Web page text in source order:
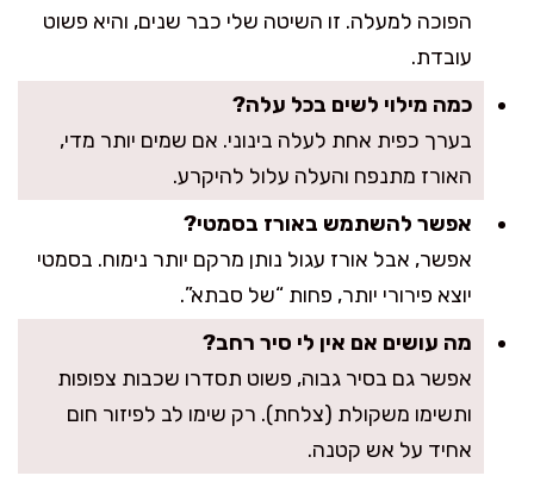
הפוכה למעלה. זו השיטה שלי כבר שנים, והיא פשוט
עובדת.
כמה מילוי לשים בכל עלה?
בערך כפית אחת לעלה בינוני. אם שמים יותר מדי,
האורז מתנפח והעלה עלול להיקרע.
אפשר להשתמש באורז בסמטי?
אפשר, אבל אורז עגול נותן מרקם יותר נימוח. בסמטי
יוצא פירורי יותר, פחות “של סבתא”.
מה עושים אם אין לי סיר רחב?
אפשר גם בסיר גבוה, פשוט תסדרו שכבות צפופות
ותשימו משקולת (צלחת). רק שימו לב לפיזור חום
אחיד על אש קטנה.